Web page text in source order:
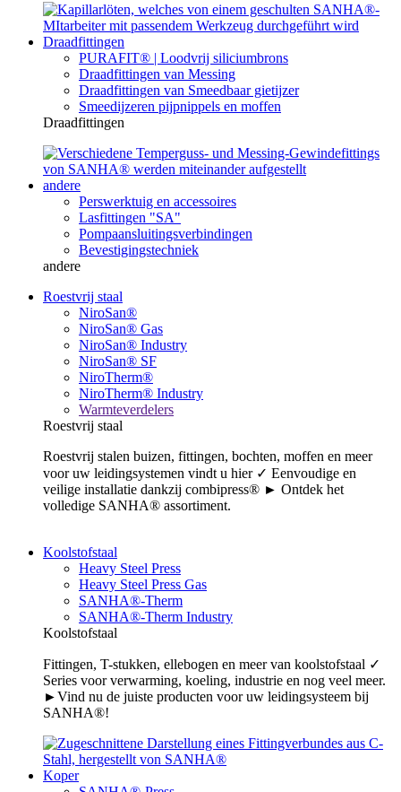
Draadfittingen
PURAFIT® | Loodvrij siliciumbrons
Draadfittingen van Messing
Draadfittingen van Smeedbaar gietijzer
Smeedijzeren pijpnippels en moffen
Draadfittingen
andere
Perswerktuig en accessoires
Lasfittingen "SA"
Pompaansluitingsverbindingen
Bevestigingstechniek
andere
Roestvrij staal
NiroSan®
NiroSan® Gas
NiroSan® Industry
NiroSan® SF
NiroTherm®
NiroTherm® Industry
Warmteverdelers
Roestvrij staal
Roestvrij stalen buizen, fittingen, bochten, moffen en meer
voor uw leidingsystemen vindt u hier ✓ Eenvoudige en
veilige installatie dankzij combipress® ► Ontdek het
volledige SANHA® assortiment.
Koolstofstaal
Heavy Steel Press
Heavy Steel Press Gas
SANHA®-Therm
SANHA®-Therm Industry
Koolstofstaal
Fittingen, T-stukken, ellebogen en meer van koolstofstaal ✓
Series voor verwarming, koeling, industrie en nog veel meer.
►Vind nu de juiste producten voor uw leidingsysteem bij
SANHA®!
Koper